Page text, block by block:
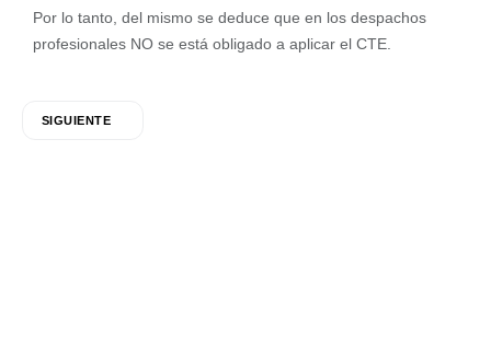
Por lo tanto, del mismo se deduce que en los despachos
profesionales NO se está obligado a aplicar el CTE.
SIGUIENTE